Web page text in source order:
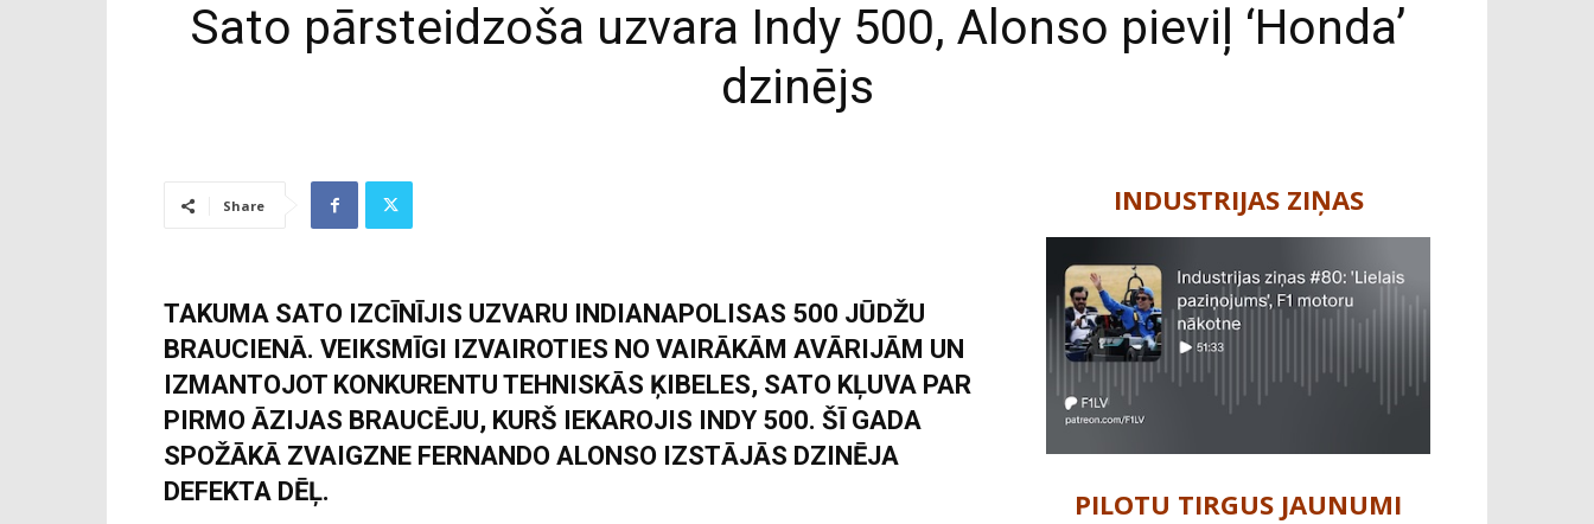
Sato pārsteidzoša uzvara Indy 500, Alonso pieviļ ‘Honda’
dzinējs
Share
TAKUMA SATO IZCĪNĪJIS UZVARU INDIANAPOLISAS 500 JŪDŽU
BRAUCIENĀ. VEIKSMĪGI IZVAIROTIES NO VAIRĀKĀM AVĀRIJĀM UN
IZMANTOJOT KONKURENTU TEHNISKĀS ĶIBELES, SATO KĻUVA PAR
PIRMO ĀZIJAS BRAUCĒJU, KURŠ IEKAROJIS INDY 500. ŠĪ GADA
SPOŽĀKĀ ZVAIGZNE FERNANDO ALONSO IZSTĀJĀS DZINĒJA
DEFEKTA DĒĻ.
INDUSTRIJAS ZIŅAS
PILOTU TIRGUS JAUNUMI